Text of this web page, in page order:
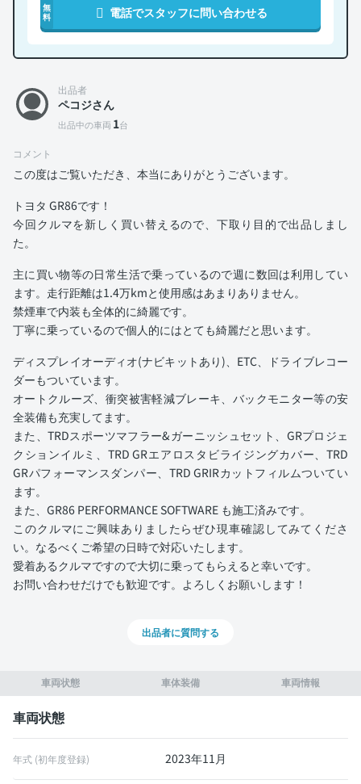
無
料
電話でスタッフに問い合わせる
車両状態 車体装備 車両情報
車両状態
年式 (初年度登録) 2023年11月
出品者
ペコジさん
出品中の車両 1台
コメント
この度はご覧いただき、本当にありがとうございます。
トヨタ GR86です！
今回クルマを新しく買い替えるので、下取り目的で出品しまし
た。
主に買い物等の日常生活で乗っているので週に数回は利用してい
ます。走行距離は1.4万kmと使用感はあまりありません。
禁煙車で内装も全体的に綺麗です。
丁寧に乗っているので個人的にはとても綺麗だと思います。
ディスプレイオーディオ(ナビキットあり)、ETC、ドライブレコー
ダーもついています。
オートクルーズ、衝突被害軽減ブレーキ、バックモニター等の安
全装備も充実してます。
また、TRDスポーツマフラー&ガーニッシュセット、GRプロジェ
クションイルミ、TRD GRエアロスタビライジングカバー、TRD
GRパフォーマンスダンパー、TRD GRIRカットフィルムついてい
ます。
また、GR86 PERFORMANCE SOFTWARE も施工済みです。
このクルマにご興味ありましたらぜひ現車確認してみてくださ
い。なるべくご希望の日時で対応いたします。
愛着あるクルマですので大切に乗ってもらえると幸いです。
お問い合わせだけでも歓迎です。よろしくお願いします！
出品者に質問する